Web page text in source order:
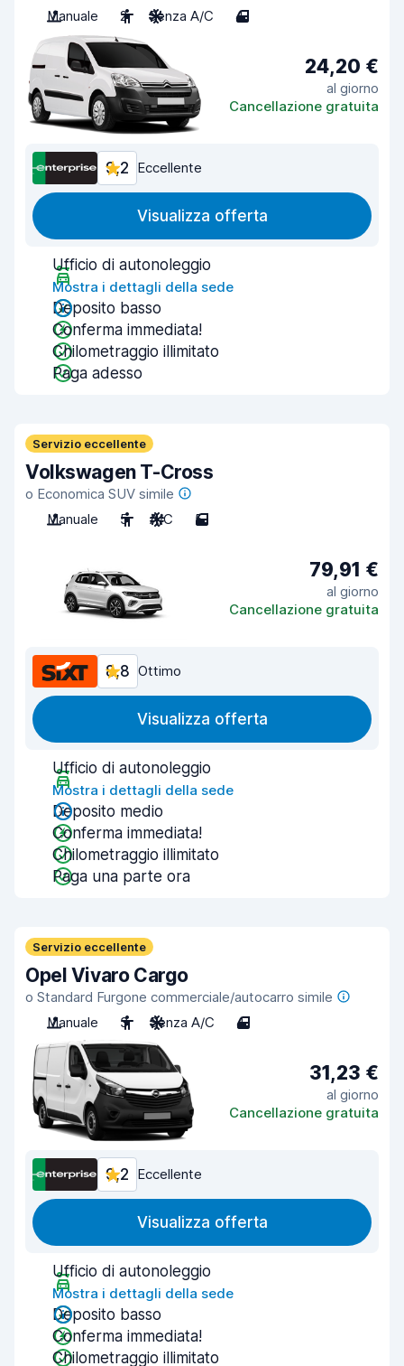
Manuale
2 Senza A/C 4
24,20 €
al giorno
Cancellazione gratuita
9,2 Eccellente
Visualizza offerta
Ufficio di autonoleggio
Mostra i dettagli della sede
Deposito basso
Conferma immediata!
Chilometraggio illimitato
Paga adesso
Servizio eccellente
Volkswagen T-Cross
o Economica SUV simile
Manuale
5 A/C 5
79,91 €
al giorno
Cancellazione gratuita
8,8 Ottimo
Visualizza offerta
Ufficio di autonoleggio
Mostra i dettagli della sede
Deposito medio
Conferma immediata!
Chilometraggio illimitato
Paga una parte ora
Servizio eccellente
Opel Vivaro Cargo
o Standard Furgone commerciale/autocarro simile
Manuale
3 Senza A/C 4
31,23 €
al giorno
Cancellazione gratuita
9,2 Eccellente
Visualizza offerta
Ufficio di autonoleggio
Mostra i dettagli della sede
Deposito basso
Conferma immediata!
Chilometraggio illimitato